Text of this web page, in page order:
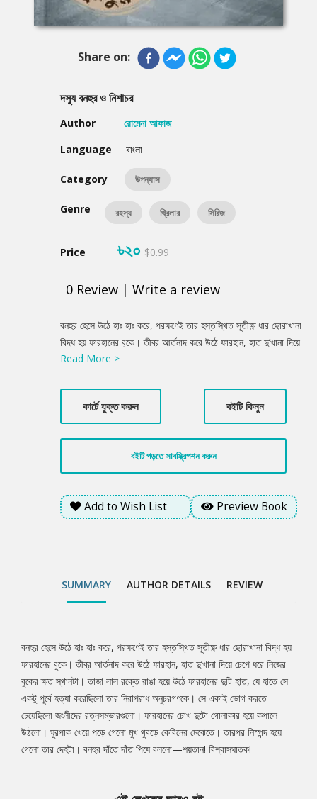
Share on:
দস্যু বনহুর ও নিশাচর
Author
রোমেনা আফাজ
Language
বাংলা
Category উপন্যাস
Genre রহস্য থ্রিলার সিরিজ
Price ৳২০ $0.99
0 Review | Write a review
Product
Summery
বনহুর হেসে উঠে হাঃ হাঃ করে, পরক্ষণেই তার হস্তস্থিত সূতীক্ষ্ণ ধার ছোরাখানা
বিদ্ধ হয় ফারহানের বুকে। তীব্র আর্তনাদ করে উঠে ফারহান, হাত দু’খানা দিয়ে
চেপে ধরে নিজের বুকের ক্ষত স্থানটা। তাজা লাল রক্তে রাঙা হয়ে উঠে
অনুচরগণকে। সে একাই ভোগ করতে চেয়েছিলো জংলীদের রত্নসম্ভারগুলো।
ফারহানের চোখ দুটো গোলাকার হয়ে কপালে উঠলো। ঘুরপাক খেয়ে পড়ে গেলো
মুখ থুবড়ে কেবিনের মেঝেতে। তারপর নিস্পন্দ হয়ে গেলো তার দেহটা। বনহুর
দাঁতে দাঁত পিষে বললো—শয়তান! বিশ্বাসঘাতক!
Read More >
কার্টে যুক্ত করুন বইটি কিনুন
বইটি পড়তে সাবস্ক্রিপশন করুন
Add to Wish List Preview Book
SUMMARY AUTHOR DETAILS REVIEW
Tab
Article
বনহুর হেসে উঠে হাঃ হাঃ করে, পরক্ষণেই তার হস্তস্থিত সূতীক্ষ্ণ ধার ছোরাখানা বিদ্ধ হয়
ফারহানের বুকে। তীব্র আর্তনাদ করে উঠে ফারহান, হাত দু’খানা দিয়ে চেপে ধরে নিজের
বুকের ক্ষত স্থানটা। তাজা লাল রক্তে রাঙা হয়ে উঠে ফারহানের দুটি হাত, যে হাতে সে
একটু পূর্বে হত্যা করেছিলো তার নিরাপরাধ অনুচরগণকে। সে একাই ভোগ করতে
চেয়েছিলো জংলীদের রত্নসম্ভারগুলো। ফারহানের চোখ দুটো গোলাকার হয়ে কপালে
উঠলো। ঘুরপাক খেয়ে পড়ে গেলো মুখ থুবড়ে কেবিনের মেঝেতে। তারপর নিস্পন্দ হয়ে
গেলো তার দেহটা। বনহুর দাঁতে দাঁত পিষে বললো—শয়তান! বিশ্বাসঘাতক!